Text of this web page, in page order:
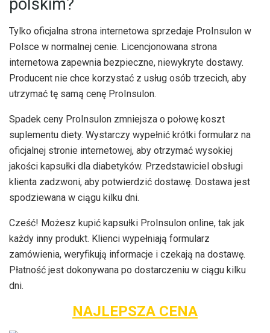
polskim?
Tylko oficjalna strona internetowa sprzedaje ProInsulon w
Polsce w normalnej cenie. Licencjonowana strona
internetowa zapewnia bezpieczne, niewykryte dostawy.
Producent nie chce korzystać z usług osób trzecich, aby
utrzymać tę samą cenę ProInsulon.
Spadek ceny ProInsulon zmniejsza o połowę koszt
suplementu diety. Wystarczy wypełnić krótki formularz na
oficjalnej stronie internetowej, aby otrzymać wysokiej
jakości kapsułki dla diabetyków. Przedstawiciel obsługi
klienta zadzwoni, aby potwierdzić dostawę. Dostawa jest
spodziewana w ciągu kilku dni.
Cześć! Możesz kupić kapsułki ProInsulon online, tak jak
każdy inny produkt. Klienci wypełniają formularz
zamówienia, weryfikują informacje i czekają na dostawę.
Płatność jest dokonywana po dostarczeniu w ciągu kilku
dni.
NAJLEPSZA CENA